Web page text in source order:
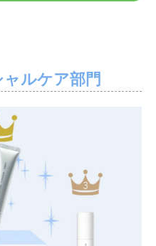
ルケア部門